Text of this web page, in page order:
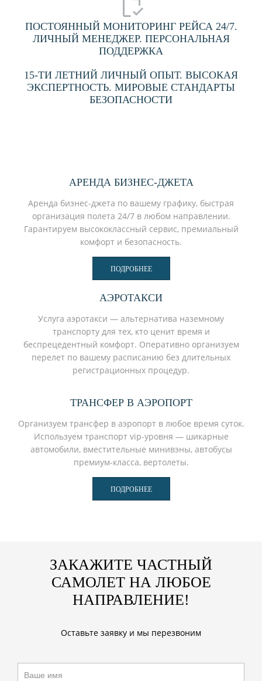
ПОСТОЯННЫЙ МОНИТОРИНГ РЕЙСА 24/7.
ЛИЧНЫЙ МЕНЕДЖЕР. ПЕРСОНАЛЬНАЯ
ПОДДЕРЖКА
15-ТИ ЛЕТНИЙ ЛИЧНЫЙ ОПЫТ. ВЫСОКАЯ
ЭКСПЕРТНОСТЬ. МИРОВЫЕ СТАНДАРТЫ
БЕЗОПАСНОСТИ
АРЕНДА БИЗНЕС-ДЖЕТА
Аренда бизнес-джета по вашему графику, быстрая
организация полета 24/7 в любом направлении.
Гарантируем высококлассный сервис, премиальный
комфорт и безопасность.
ПОДРОБНЕЕ
АЭРОТАКСИ
Услуга аэротакси — альтернатива наземному
транспорту для тех, кто ценит время и
беспрецедентный комфорт. Оперативно организуем
перелет по вашему расписанию без длительных
регистрационных процедур.
ТРАНСФЕР В АЭРОПОРТ
Организуем трансфер в аэропорт в любое время суток.
Используем транспорт vip-уровня — шикарные
автомобили, вместительные минивэны, автобусы
премиум-класса, вертолеты.
ПОДРОБНЕЕ
ЗАКАЖИТЕ ЧАСТНЫЙ
САМОЛЕТ НА ЛЮБОЕ
НАПРАВЛЕНИЕ!
Оставьте заявку и мы перезвоним